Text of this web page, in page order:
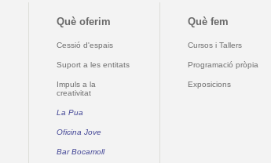
Què oferim
Cessió d'espais
Suport a les entitats
Impuls a la
creativitat
La Pua
Oficina Jove
Bar Bocamoll
Què fem
Cursos i Tallers
Programació pròpia
Exposicions